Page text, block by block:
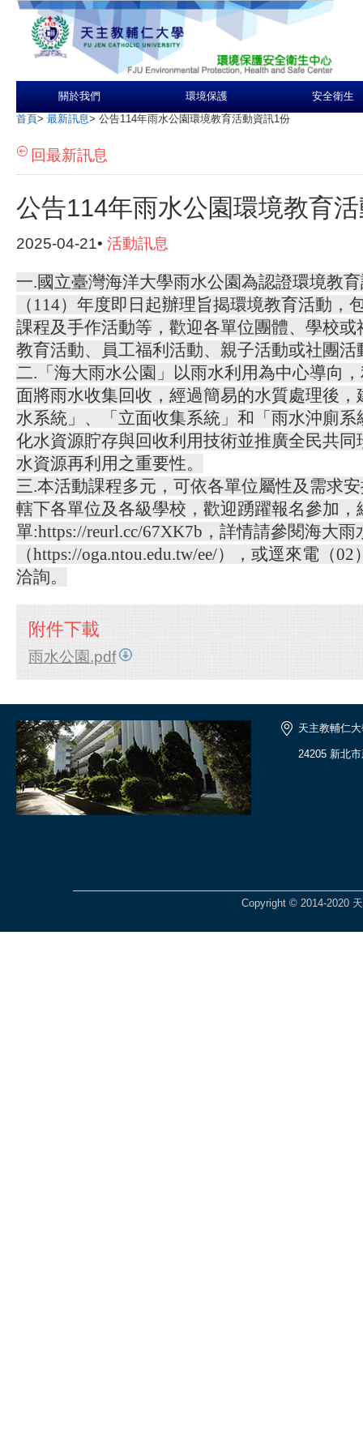
關於我們 環境保護 安全衛生
首頁> 最新訊息> 公告114年雨水公園環境教育活動資訊1份
回最新訊息
公告114年雨水公園環境教育
2025-04-21• 活動訊息
一.國立臺灣海洋大學雨水公園為認證環境教
（114）年度即日起辦理旨揭環境教育活動，
課程及手作活動等，歡迎各單位團體、學校或
教育活動、員工福利活動、親子活動或社團活
二.「海大雨水公園」以雨水利用為中心導向
面將雨水收集回收，經過簡易的水質處理後，
水系統」、「立面收集系統」和「雨水沖廁系
化水資源貯存與回收利用技術並推廣全民共同
水資源再利用之重要性。
三.本活動課程多元，可依各單位屬性及需求
轄下各單位及各級學校，歡迎踴躍報名參加，
單:https://reurl.cc/67XK7b，詳情請參閱海大雨
（https://oga.ntou.edu.tw/ee/），或逕來電（
洽詢。
附件下載
雨水公園.pdf
天主教輔仁
24205 新北
Copyright © 2014-2020